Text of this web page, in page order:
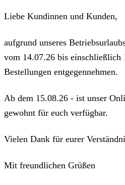
Liebe Kundinnen und Kunden,
aufgrund unseres
vom 14.07.26 bis einschließlich
Bestellungen entgegennehmen.
Ab dem 15.08.26 - ist unser
gewohnt für euch verfügbar.
Vielen Dank für eurer
Mit freundlichen Grüßen